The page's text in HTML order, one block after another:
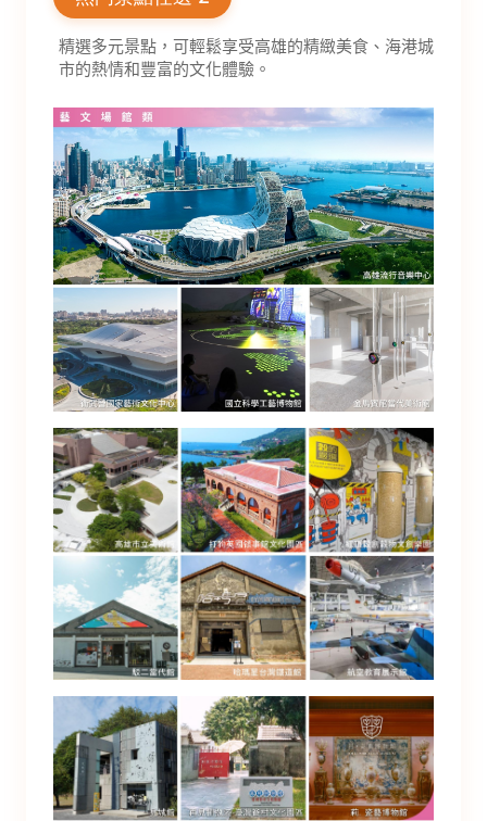
精選多元景點，可輕鬆享受高雄的精緻美食、海港城
市的熱情和豐富的文化體驗。